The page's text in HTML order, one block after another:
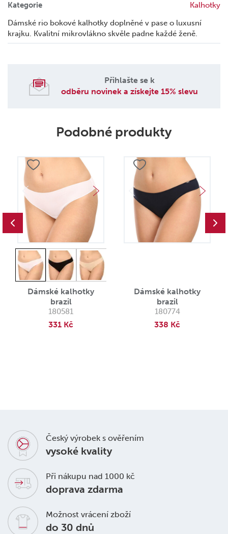
Kategorie
Kalhotky
Dámské rio bokové kalhotky doplněné v pase o luxusní
krajku. Kvalitní mikrovlákno skvěle padne každé ženě.
Přihlašte se k
odběru novinek a získejte 15% slevu
Podobné produkty
Dámské kalhotky
brazil
180581
331 Kč
Dámské kalhotky
brazil
180774
338 Kč
Český výrobek s ověřením
vysoké kvality
Při nákupu nad 1000 kč
doprava zdarma
Možnost vrácení zboží
do 30 dnů